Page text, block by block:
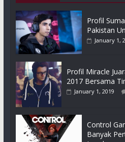
Profil
Pakistan
January 1,
Profil Miracle
2017 Bersama
January 1, 2019
Control
Banyak